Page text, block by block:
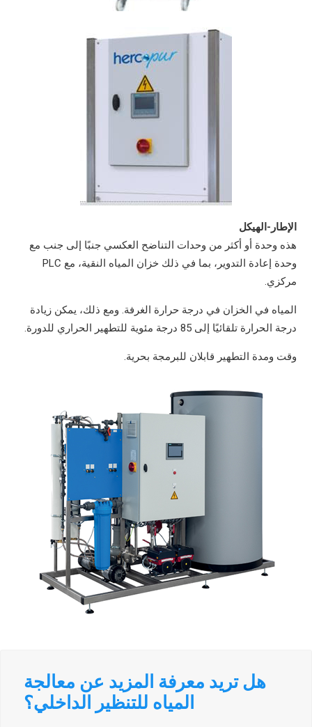
الإطار-الهيكل
هذه وحدة أو أكثر من وحدات التناضح العكسي جنبًا إلى جنب مع
وحدة إعادة التدوير، بما في ذلك خزان المياه النقية، مع PLC
مركزي.
المياه في الخزان في درجة حرارة الغرفة. ومع ذلك، يمكن زيادة
درجة الحرارة تلقائيًا إلى 85 درجة مئوية للتطهير الحراري للدورة.
وقت ومدة التطهير قابلان للبرمجة بحرية.
هل تريد معرفة المزيد عن معالجة
المياه للتنظير الداخلي؟